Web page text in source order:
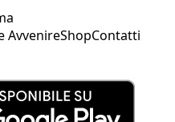
AvvenireShopContatti